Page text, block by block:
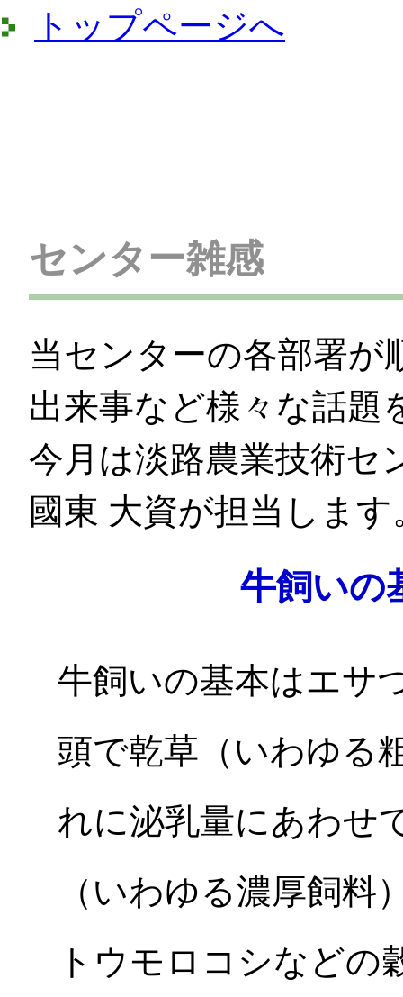
トップページへ
センター雑感
当センターの各部署が
出来事など様々な話題
今月は淡路農業技術
國東 大資が担当します
牛飼いの
牛飼いの基本はエサ
頭で乾草（いわゆる
れに泌乳量にあわせ
（いわゆる濃厚飼料
トウモロコシなどの